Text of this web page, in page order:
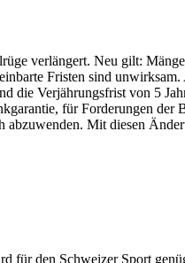
verlängert. Neu gilt:
Fristen sind
die Verjährungsfrist von 5
für Forderungen
Mit diesen
für den Schweizer Sport